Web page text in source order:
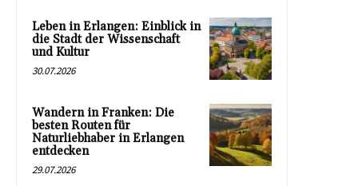
Leben in Erlangen: Einblick in
die Stadt der Wissenschaft
und Kultur
30.07.2026
Wandern in Franken: Die
besten Routen für
Naturliebhaber in Erlangen
entdecken
29.07.2026